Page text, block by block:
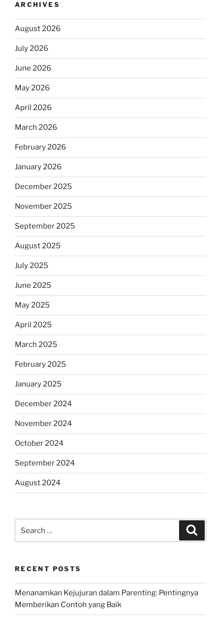
ARCHIVES
August 2026
July 2026
June 2026
May 2026
April 2026
March 2026
February 2026
January 2026
December 2025
November 2025
September 2025
August 2025
July 2025
June 2025
May 2025
April 2025
March 2025
February 2025
January 2025
December 2024
November 2024
October 2024
September 2024
August 2024
for:
RECENT POSTS
Menanamkan Kejujuran dalam Parenting: Pentingnya
Memberikan Contoh yang Baik